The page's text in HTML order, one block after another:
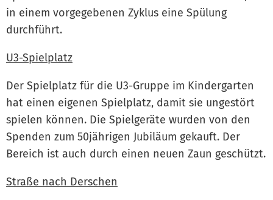
in einem vorgegebenen Zyklus eine Spülung
durchführt.
U3-Spielplatz
Der Spielplatz für die U3-Gruppe im Kindergarten
hat einen eigenen Spielplatz, damit sie ungestört
spielen können. Die Spielgeräte wurden von den
Spenden zum 50jährigen Jubiläum gekauft. Der
Bereich ist auch durch einen neuen Zaun geschützt.
Straße nach Derschen